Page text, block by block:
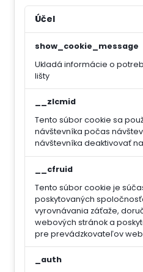
Účel
show_cookie_message
Ukladá informácie o
lišty
__zlcmid
Tento súbor cookie sa
návštevníka počas
návštevníka deaktivovať
__cfruid
Tento súbor cookie je
poskytovaných
vyrovnávania záťaže,
webových stránok a
pre prevádzkovateľov
_auth